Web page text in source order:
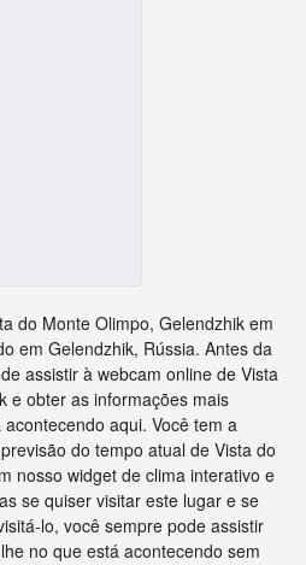
do Monte Olimpo, Gelendzhik em
em Gelendzhik, Rússia. Antes da
assistir à webcam online de Vista
e obter as informações mais
aqui. Você tem a
do tempo atual de Vista do
nosso widget de clima interativo e
se quiser visitar este lugar e se
lo, você sempre pode assistir
no que está acontecendo sem